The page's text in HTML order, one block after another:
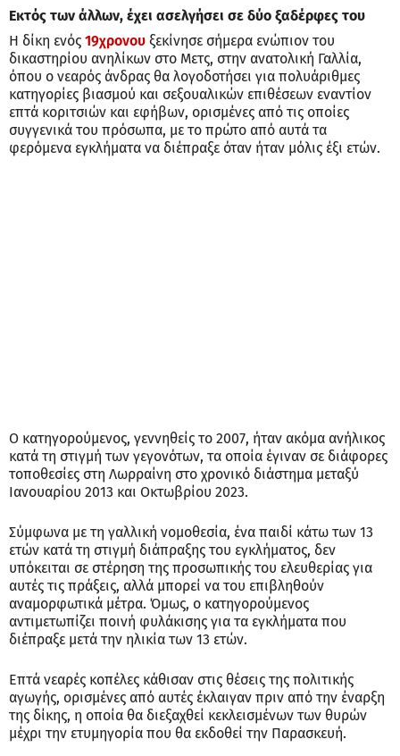
Εκτός των άλλων, έχει ασελγήσει σε δύο ξαδέρφες του
Η δίκη ενός 19χρονου ξεκίνησε σήμερα ενώπιον του
δικαστηρίου ανηλίκων στο Μετς, στην ανατολική Γαλλία,
όπου ο νεαρός άνδρας θα λογοδοτήσει για πολυάριθμες
κατηγορίες βιασμού και σεξουαλικών επιθέσεων εναντίον
επτά κοριτσιών και εφήβων, ορισμένες από τις οποίες
συγγενικά του πρόσωπα, με το πρώτο από αυτά τα
φερόμενα εγκλήματα να διέπραξε όταν ήταν μόλις έξι ετών.
Ο κατηγορούμενος, γεννηθείς το 2007, ήταν ακόμα ανήλικος
κατά τη στιγμή των γεγονότων, τα οποία έγιναν σε διάφορες
τοποθεσίες στη Λωρραίνη στο χρονικό διάστημα μεταξύ
Ιανουαρίου 2013 και Οκτωβρίου 2023.
Σύμφωνα με τη γαλλική νομοθεσία, ένα παιδί κάτω των 13
ετών κατά τη στιγμή διάπραξης του εγκλήματος, δεν
υπόκειται σε στέρηση της προσωπικής του ελευθερίας για
αυτές τις πράξεις, αλλά μπορεί να του επιβληθούν
αναμορφωτικά μέτρα. Όμως, ο κατηγορούμενος
αντιμετωπίζει ποινή φυλάκισης για τα εγκλήματα που
διέπραξε μετά την ηλικία των 13 ετών.
Επτά νεαρές κοπέλες κάθισαν στις θέσεις της πολιτικής
αγωγής, ορισμένες από αυτές έκλαιγαν πριν από την έναρξη
της δίκης, η οποία θα διεξαχθεί κεκλεισμένων των θυρών
μέχρι την ετυμηγορία που θα εκδοθεί την Παρασκευή.